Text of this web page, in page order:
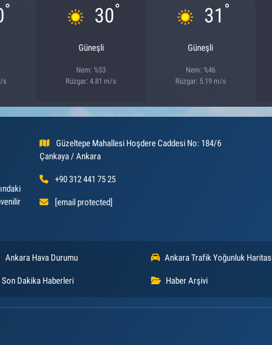
°
s
30°
Güneşli
Nem: %53
Rüzgar: 4.81 m/s
31 °
Güneşli
Nem: %46
Rüzgar: 5.19 m/s
Güzeltepe Mahallesi Hoşdere Caddesi No: 184/6
Çankaya / Ankara
+90 312 441 75 25
[email protected]
Ankara Hava Durumu Ankara Trafik Yoğunluk
Son Dakika Haberleri Haber Arşivi